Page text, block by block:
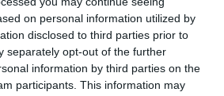
on personal information utilized by
disclosed to third parties prior to
separately opt-out of the further
information by third parties on the
participants. This information may
αεροσκάφος